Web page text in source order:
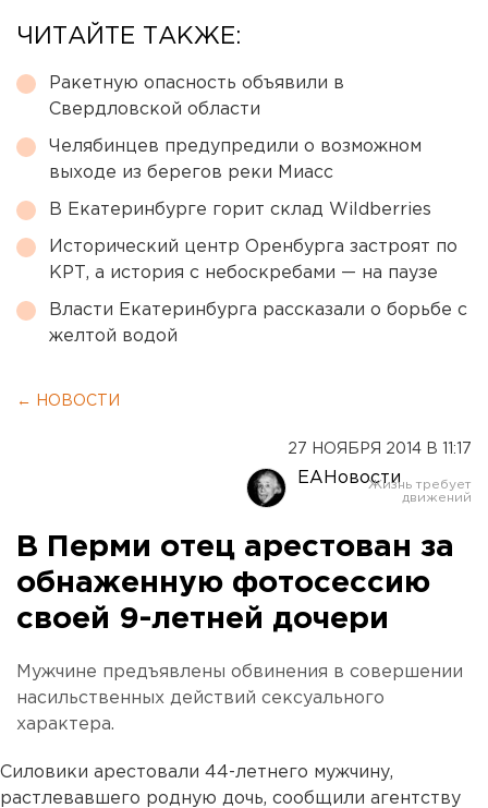
ЧИТАЙТЕ ТАКЖЕ:
Ракетную опасность объявили в
Свердловской области
Челябинцев предупредили о возможном
выходе из берегов реки Миасс
В Екатеринбурге горит склад Wildberries
Исторический центр Оренбурга застроят по
КРТ, а история с небоскребами — на паузе
Власти Екатеринбурга рассказали о борьбе с
желтой водой
← НОВОСТИ
27 НОЯБРЯ 2014 В 11:17
ЕАНовости
В Перми отец арестован за
обнаженную фотосессию
своей 9-летней дочери
Мужчине предъявлены обвинения в совершении
насильственных действий сексуального
характера.
Силовики арестовали 44-летнего мужчину,
растлевавшего родную дочь, сообщили агентству